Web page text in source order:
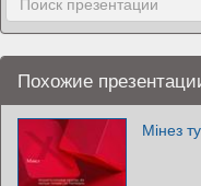
Похожие
Мінез